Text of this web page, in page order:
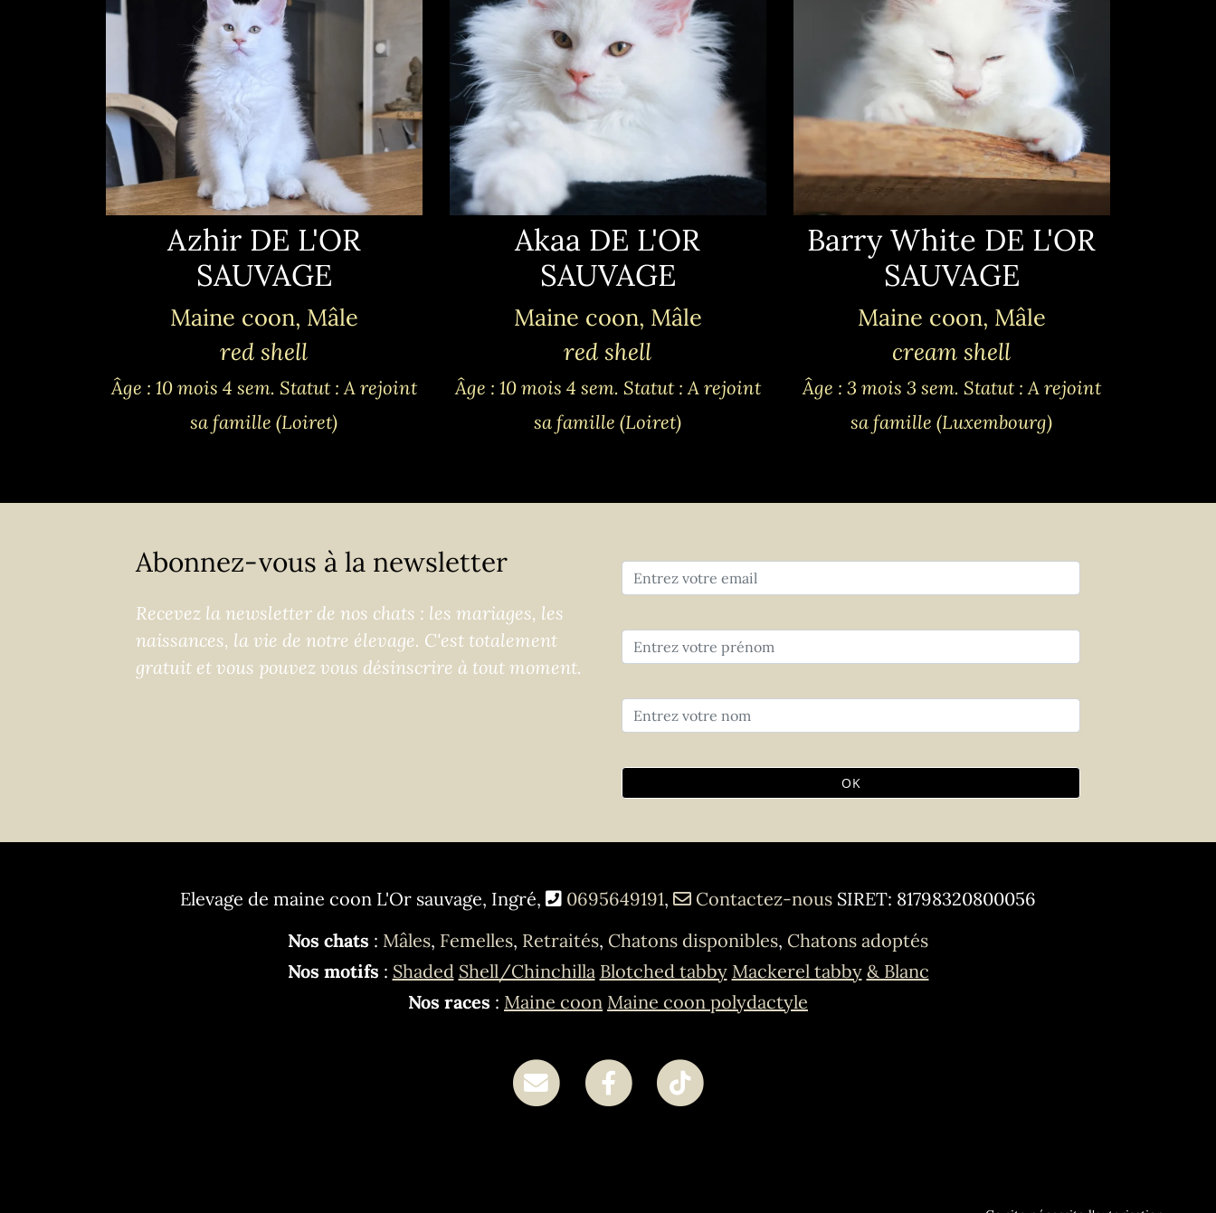
Azhir DE L'OR
SAUVAGE
Maine coon, Mâle
red shell
Âge : 10 mois 4 sem. Statut : A rejoint
sa famille (Loiret)
Akaa DE L'OR
SAUVAGE
Maine coon, Mâle
red shell
Âge : 10 mois 4 sem. Statut : A rejoint
sa famille (Loiret)
Barry White DE L'OR
SAUVAGE
Maine coon, Mâle
cream shell
Âge : 3 mois 3 sem. Statut : A rejoint
sa famille (Luxembourg)
Abonnez-vous à la newsletter
Recevez la newsletter de nos chats : les mariages, les
naissances, la vie de notre élevage. C'est totalement
gratuit et vous pouvez vous désinscrire à tout moment.
OK
Elevage de maine coon L'Or sauvage, Ingré, 0695649191, Contactez-nous SIRET: 81798320800056
Nos chats : Mâles, Femelles, Retraités, Chatons disponibles, Chatons adoptés
Nos motifs : Shaded Shell/Chinchilla Blotched tabby Mackerel tabby & Blanc
Nos races : Maine coon Maine coon polydactyle